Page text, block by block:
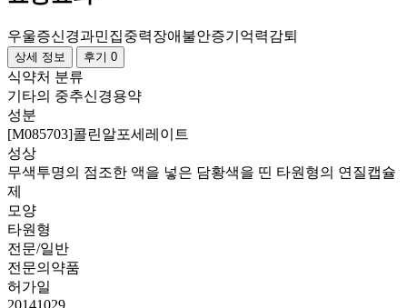
우울증신경과민집중력장애 불안증기억력감퇴
상세 정보 후기 0
식약처 분류
기타의 중추신경용약
성분
[M085703]콜린알포세레이트
성상
무색투명의 점조한 액을 넣은 담황색을 띤 타원형의 연질캡슐
제
모양
타원형
전문/일반
전문의약품
허가일